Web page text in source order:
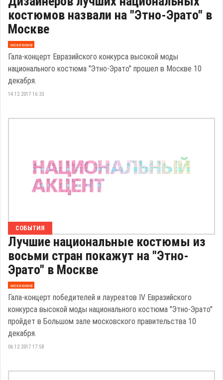
костюмов назвали на "Этно-Эрато" в
Москве
эксклюзив
Гала-концерт Евразийского конкурса высокой моды
национального костюма "Этно-Эрато" прошел в Москве 10
декабря.
14.12.2017 16:33
СОБЫТИЯ
Лучшие национальные костюмы из
восьми стран покажут на "Этно-
Эрато" в Москве
эксклюзив
Гала-концерт победителей и лауреатов IV Евразийского
конкурса высокой моды национального костюма "Этно-Эрато"
пройдет в Большом зале московского правительства 10
декабря.
06.12.2017 17:58